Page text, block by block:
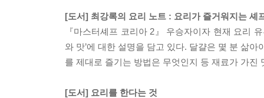
[도서] 최강록의 요리 노트 : 요리가 즐거워지는 셰
『마스터셰프 코리아 2』 우승자이자 현재 요리
와 맛’에 대한 설명을 담고 있다. 달걀은 몇 분 삶
를 제대로 즐기는 방법은 무엇인지 등 재료가 가
[도서] 요리를 한다는 것